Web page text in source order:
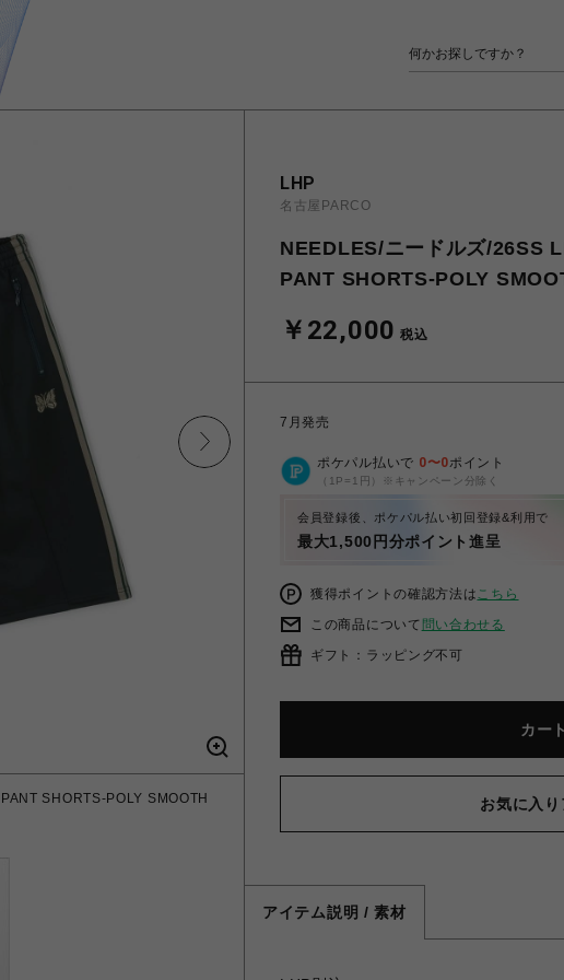
SHORTS-POLY SMOOTH
LHP
名古屋PARCO
NEEDLES/ニードルズ/26SS
PANT SHORTS-POLY
￥22,000 税込
7月発売
ポケパル払いで 0〜0ポイント
（1P=1円）※キャンペーン分除く
会員登録後、ポケパル払い初回登録&利用で
最大1,500円分ポイント進呈
獲得ポイントの確認方法はこちら
この商品について 問い合わせる
ギフト：ラッピング不可
カー
お気に入
アイテム説明 / 素材